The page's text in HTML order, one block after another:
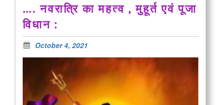
…. नवरात्रि का महत्व , मुहूर्त एवं पूजा
विधान :
October 4, 2021